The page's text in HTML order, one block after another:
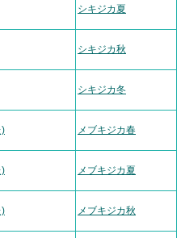
シキジカ夏
シキジカ秋
シキジカ冬
) メブキジカ春
) メブキジカ夏
) メブキジカ秋